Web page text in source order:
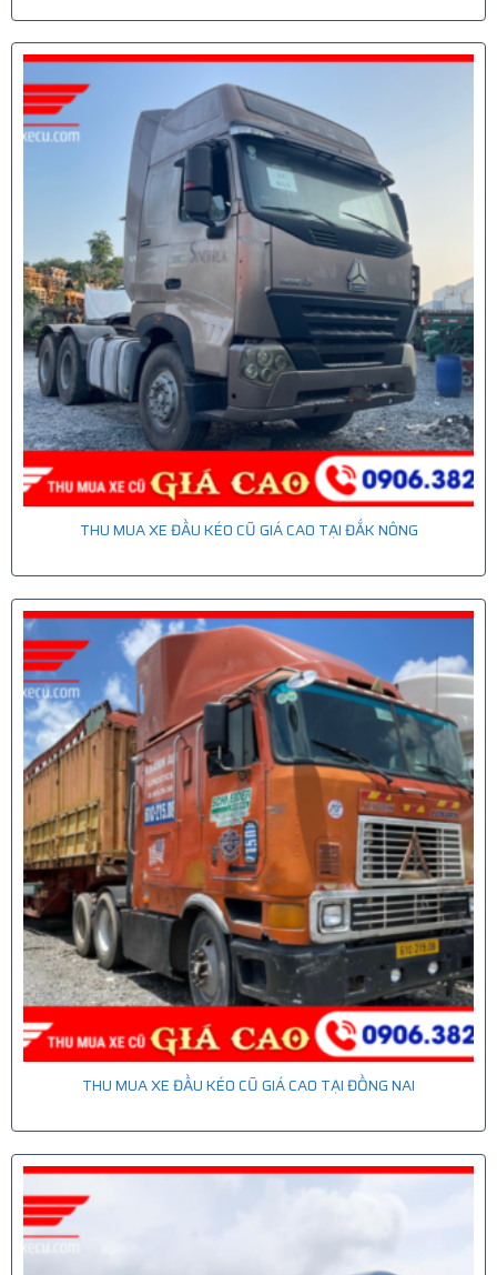
THU MUA XE ĐẦU KÉO CŨ GIÁ CAO TẠI ĐẮK NÔNG
THU MUA XE ĐẦU KÉO CŨ GIÁ CAO TẠI ĐỒNG NAI